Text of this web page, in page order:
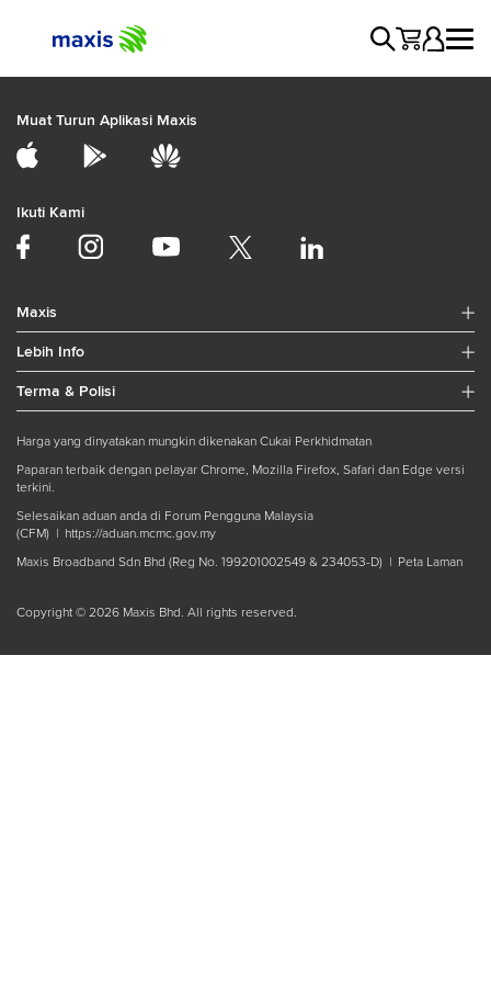
Muat Turun Aplikasi Maxis
Ikuti Kami
Maxis
Lebih Info
Terma & Polisi
Harga yang dinyatakan mungkin dikenakan Cukai Perkhidmatan
Paparan terbaik dengan pelayar Chrome, Mozilla Firefox, Safari dan Edge versi
terkini.
Selesaikan aduan anda di Forum Pengguna Malaysia
(CFM) | https://aduan.mcmc.gov.my
Maxis Broadband Sdn Bhd (Reg No. 199201002549 & 234053-D) | Peta Laman
Copyright © 2026 Maxis Bhd. All rights reserved.